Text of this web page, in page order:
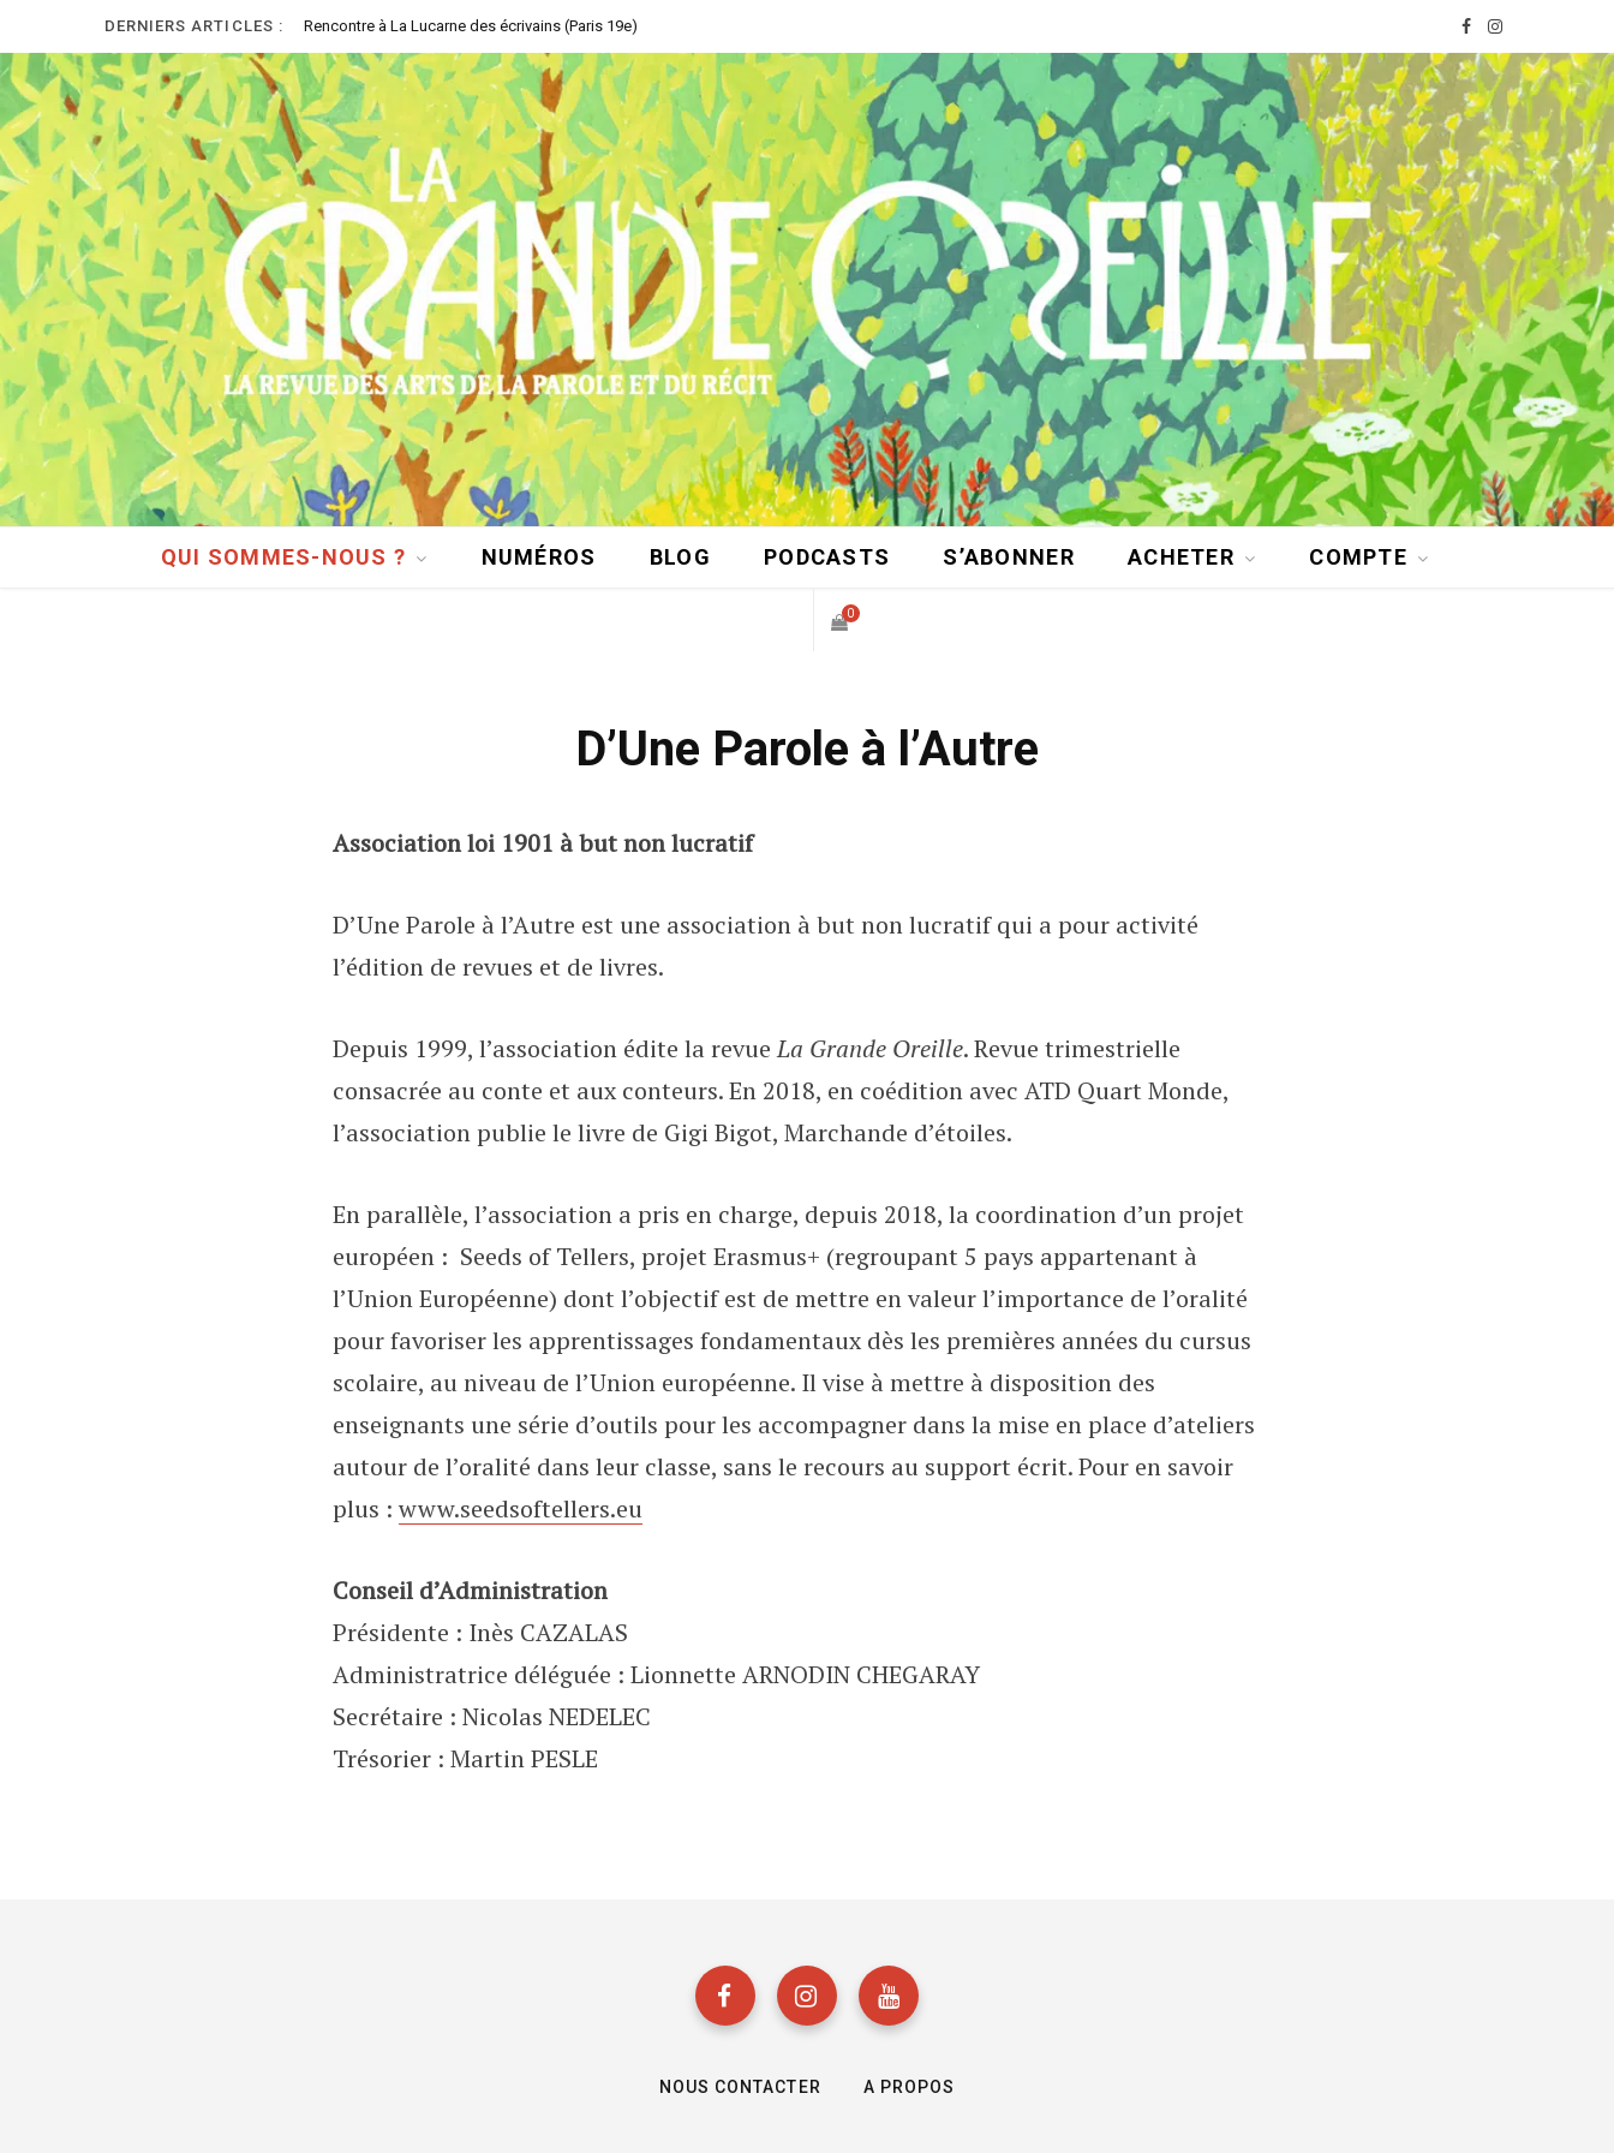
DERNIERS ARTICLES : Rencontre à La Lucarne des écrivains (Paris 19e) F
a
e
b
o
k
I
n
s
t
g
r
a
m
QUI SOMMES-NOUS ? NUMÉROS BLOG PODCASTS S’ABONNER ACHETER COMPTE
0
A
E
D
H
T
D’Une Parole à l’Autre
Association loi 1901 à but non lucratif
D’Une Parole à l’Autre est une association à but non lucratif qui a pour activité
l’édition de revues et de livres.
Depuis 1999, l’association édite la revueLa Grande Oreille. Revue trimestrielle
consacrée au conte et aux conteurs. En 2018, en coédition avec ATD Quart Monde,
l’association publie le livre de Gigi Bigot, Marchande d’étoiles.
En parallèle, l’association a pris en charge, depuis 2018, la coordination d’un projet
européen : Seeds of Tellers, projet Erasmus+ (regroupant 5 pays appartenant à
l’Union Européenne) dont l’objectif est de mettre en valeur l’importance de l’oralité
pour favoriser les apprentissages fondamentaux dès les premières années du cursus
scolaire, au niveau de l’Union européenne. Il vise à mettre à disposition des
enseignants une série d’outils pour les accompagner dans la mise en place d’ateliers
autour de l’oralité dans leur classe, sans le recours au support écrit. Pour en savoir
plus : www.seedsoftellers.eu
Conseil d’Administration
Présidente : Inès CAZALAS
Administratrice déléguée : Lionnette ARNODIN CHEGARAY
Secrétaire : Nicolas NEDELEC
Trésorier : Martin PESLE
NOUS CONTACTER A PROPOS